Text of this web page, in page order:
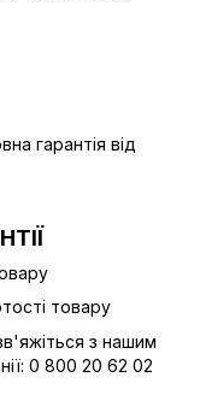
гарантія від
товару
з нашим
0 800 20 62 02